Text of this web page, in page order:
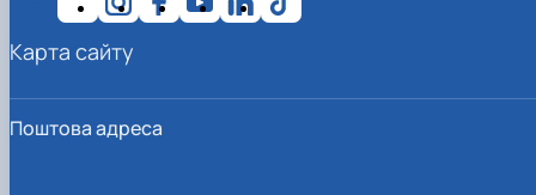
Поштова адреса
Карта сайту